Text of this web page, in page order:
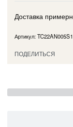
Доставка
TC22AN005S1
ПОДЕЛИТЬСЯ